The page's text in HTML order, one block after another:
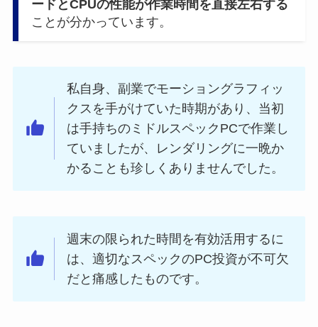
ードとCPUの性能が作業時間を直接左右する
ことが分かっています。
私自身、副業でモーショングラフィッ
クスを手がけていた時期があり、当初
は手持ちのミドルスペックPCで作業し
ていましたが、レンダリングに一晩か
かることも珍しくありませんでした。
週末の限られた時間を有効活用するに
は、適切なスペックのPC投資が不可欠
だと痛感したものです。